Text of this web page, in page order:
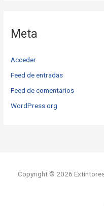
Meta
Acceder
Feed de entradas
Feed de comentarios
WordPress.org
Copyright © 2026